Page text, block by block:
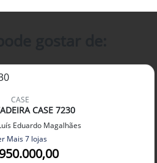
CASE
CASE 7230
Eduardo Magalhães
Mais 7 lojas